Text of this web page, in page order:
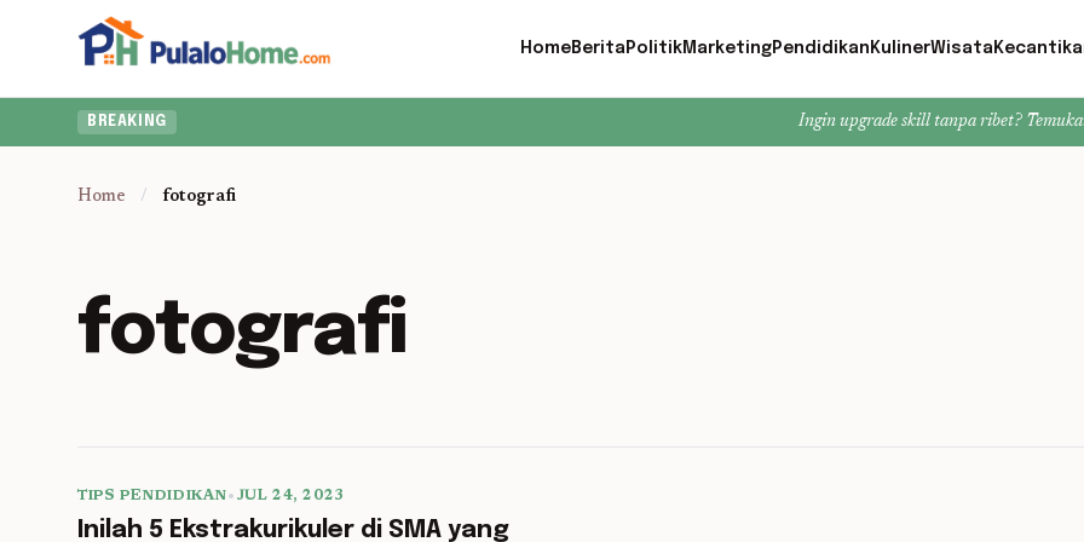
HomeBerita PolitikMarketingPendidikan KulinerWisata
BREAKING Ingin upgrade skill tanpa ribet? Temukan kelas
Home / fotografi
fotografi
5 min read
TIPS PENDIDIKAN• JUL 24, 2023
Inilah 5 Ekstrakurikuler di SMA yang